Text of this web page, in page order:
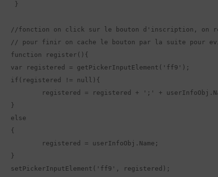
}
//fonction on click sur le bouton d'inscription, on
// pour finir on cache le bouton par la suite pour
function register(){
var registered = getPickerInputElement('ff9');
if(registered != null){
}
else
{
}
setPickerInputElement('ff9', registered);